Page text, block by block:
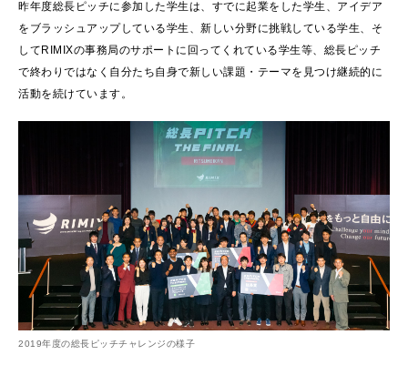
昨年度総長ピッチに参加した学生は、すでに起業をした学生、アイデア
をブラッシュアップしている学生、新しい分野に挑戦している学生、そ
してRIMIXの事務局のサポートに回ってくれている学生等、総長ピッチ
で終わりではなく自分たち自身で新しい課題・テーマを見つけ継続的に
活動を続けています。
2019年度の総長ピッチチャレンジの様子